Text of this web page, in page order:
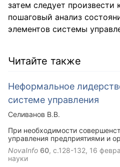
затем следует произвести
пошаговый анализ
элементов системы
Читайте также
Неформальное
системе управления
Селиванов В.В.
При необходимости
управления предприятиями и
основное внимание уделяют
Однако, не всегда умеют
общую деятельность системы
NovaInfo 60, с.128-132, 16
науки